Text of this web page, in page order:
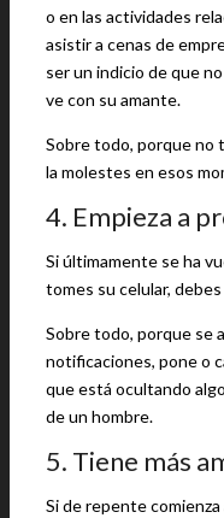
o en las actividades
asistir a cenas de
ser un indicio de que
ve con su amante.
Sobre todo, porque no
la molestes en esos
4. Empieza a
Si últimamente se ha
tomes su celular,
Sobre todo, porque se
notificaciones, pone o
que está ocultando
de un hombre.
5. Tiene más
Si de repente